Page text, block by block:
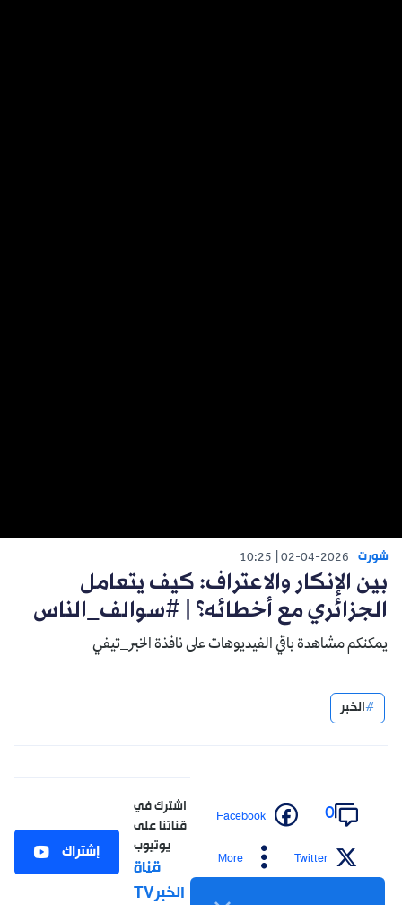
شورت 02-04-2026
10:25
بين الإنكار والاعتراف: كيف يتعامل
الجزائري مع أخطائه؟ | #سوالف_الناس
يمكنكم مشاهدة باقي الفيديوهات على نافذة الخبر_تيفي
الخبر
0
Facebook
Twitter
More
اشترك في
قناتنا على
يوتيوب
قناة
الخبرTV
إشتراك